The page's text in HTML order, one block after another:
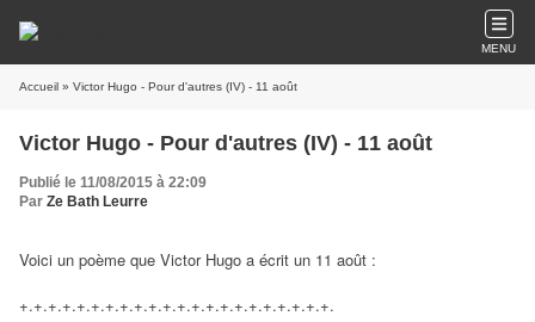
MENU
Accueil » Victor Hugo - Pour d'autres (IV) - 11 août
Victor Hugo - Pour d'autres (IV) - 11 août
Publié le 11/08/2015 à 22:09
Par Ze Bath Leurre
Voici un poème que Victor Hugo a écrit un 11 août :
+.+.+.+.+.+.+.+.+.+.+.+.+.+.+.+.+.+.+.+.+.+.